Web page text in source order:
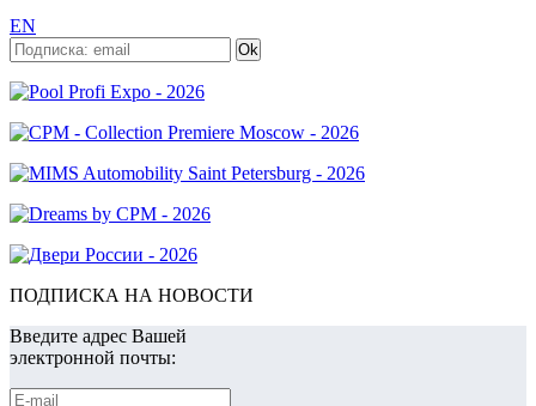
EN
ПОДПИСКА НА НОВОСТИ
Введите адрес Вашей
электронной почты: